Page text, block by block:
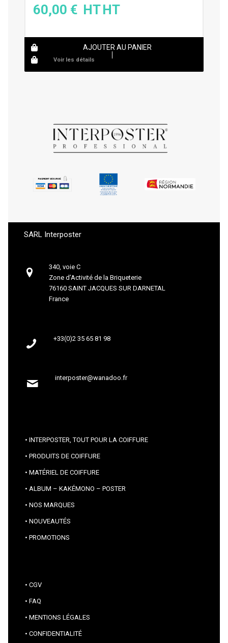
60,00 €
AJOUTER AU PANIER
Voir les détails
SARL Interposter
340, voie C
Zone d’Activité de la Briqueterie
76160 SAINT JACQUES SUR DARNETAL
France
+33(0)2 35 65 81 98
interposter@wanadoo.fr
INTERPOSTER, TOUT POUR LA COIFFURE
PRODUITS DE COIFFURE
MATÉRIEL DE COIFFURE
ALBUM – KAKÉMONO – POSTER
NOS MARQUES
NOUVEAUTÉS
PROMOTIONS
CGV
FAQ
MENTIONS LÉGALES
CONFIDENTIALITÉ